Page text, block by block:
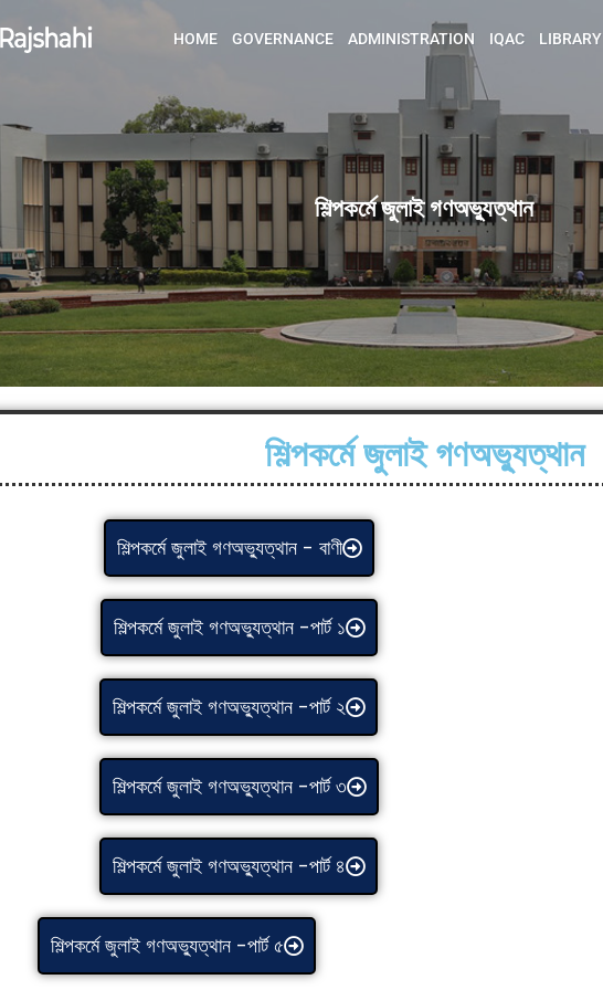
HOME GOVERNANCE ADMINISTRATION IQAC LIBRARY
শিল্পকর্মে জুলাই গণঅভ্যুত্থান
শিল্পকর্মে জুলাই গণঅভ্যুত্থান
শিল্পকর্মে জুলাই গণঅভ্যুত্থান - বাণী
শিল্পকর্মে জুলাই গণঅভ্যুত্থান -পার্ট ১
শিল্পকর্মে জুলাই গণঅভ্যুত্থান -পার্ট ২
শিল্পকর্মে জুলাই গণঅভ্যুত্থান -পার্ট ৩
শিল্পকর্মে জুলাই গণঅভ্যুত্থান -পার্ট ৪
শিল্পকর্মে জুলাই গণঅভ্যুত্থান -পার্ট ৫